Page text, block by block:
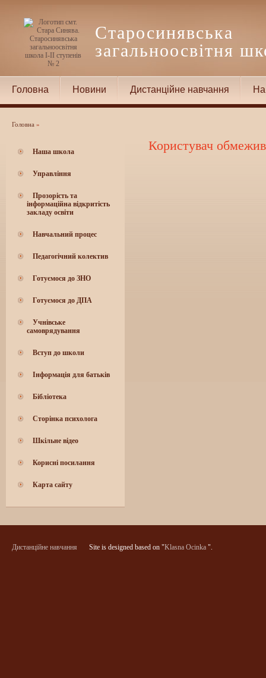
Старосинявська
загальноосвітня
Головна Новини Дистанційне навчання
Головна »
Наша школа
Управління
Прозорість та
інформаційна відкритість
закладу освіти
Навчальний процес
Педагогічний колектив
Готуємося до ЗНО
Готуємося до ДПА
Учнівське
самоврядування
Вступ до школи
Інформація для батьків
Бібліотека
Сторінка психолога
Шкільне відео
Корисні посилання
Карта сайту
Користувач
Дистанційне навчання Site is designed based on "Klasna Ocinka ".